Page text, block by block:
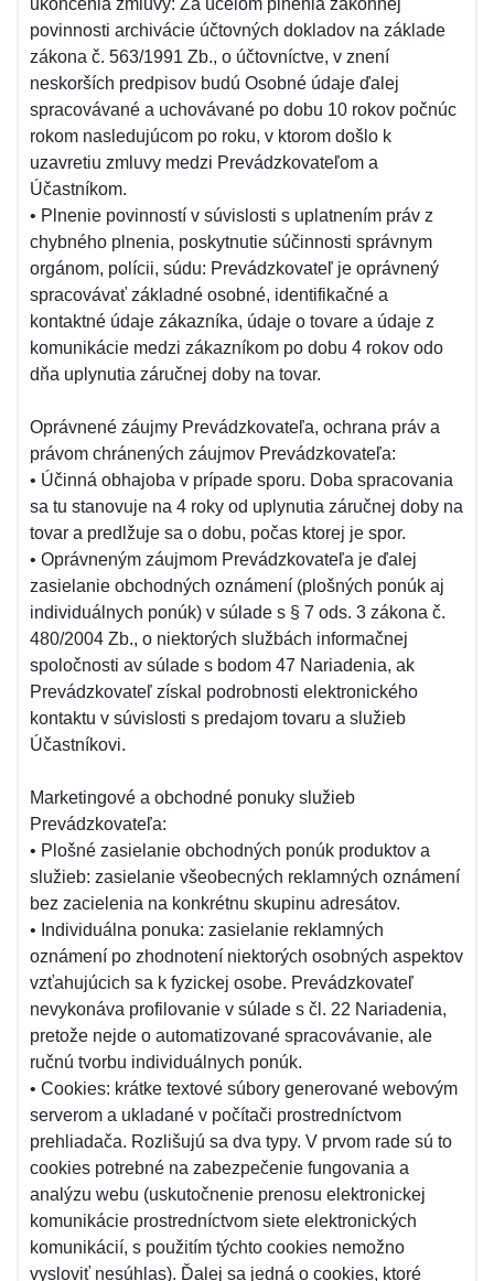
ukončenia zmluvy: Za účelom plnenia zákonnej
povinnosti archivácie účtovných dokladov na základe
zákona č. 563/1991 Zb., o účtovníctve, v znení
neskorších predpisov budú Osobné údaje ďalej
spracovávané a uchovávané po dobu 10 rokov počnúc
rokom nasledujúcom po roku, v ktorom došlo k
uzavretiu zmluvy medzi Prevádzkovateľom a
Účastníkom.
• Plnenie povinností v súvislosti s uplatnením práv z
chybného plnenia, poskytnutie súčinnosti správnym
orgánom, polícii, súdu: Prevádzkovateľ je oprávnený
spracovávať základné osobné, identifikačné a
kontaktné údaje zákazníka, údaje o tovare a údaje z
komunikácie medzi zákazníkom po dobu 4 rokov odo
dňa uplynutia záručnej doby na tovar.
Oprávnené záujmy Prevádzkovateľa, ochrana práv a
právom chránených záujmov Prevádzkovateľa:
• Účinná obhajoba v prípade sporu. Doba spracovania
sa tu stanovuje na 4 roky od uplynutia záručnej doby na
tovar a predlžuje sa o dobu, počas ktorej je spor.
• Oprávneným záujmom Prevádzkovateľa je ďalej
zasielanie obchodných oznámení (plošných ponúk aj
individuálnych ponúk) v súlade s § 7 ods. 3 zákona č.
480/2004 Zb., o niektorých službách informačnej
spoločnosti av súlade s bodom 47 Nariadenia, ak
Prevádzkovateľ získal podrobnosti elektronického
kontaktu v súvislosti s predajom tovaru a služieb
Účastníkovi.
Marketingové a obchodné ponuky služieb
Prevádzkovateľa:
• Plošné zasielanie obchodných ponúk produktov a
služieb: zasielanie všeobecných reklamných oznámení
bez zacielenia na konkrétnu skupinu adresátov.
• Individuálna ponuka: zasielanie reklamných
oznámení po zhodnotení niektorých osobných aspektov
vzťahujúcich sa k fyzickej osobe. Prevádzkovateľ
nevykonáva profilovanie v súlade s čl. 22 Nariadenia,
pretože nejde o automatizované spracovávanie, ale
ručnú tvorbu individuálnych ponúk.
• Cookies: krátke textové súbory generované webovým
serverom a ukladané v počítači prostredníctvom
prehliadača. Rozlišujú sa dva typy. V prvom rade sú to
cookies potrebné na zabezpečenie fungovania a
analýzu webu (uskutočnenie prenosu elektronickej
komunikácie prostredníctvom siete elektronických
komunikácií, s použitím týchto cookies nemožno
vysloviť nesúhlas). Ďalej sa jedná o cookies, ktoré